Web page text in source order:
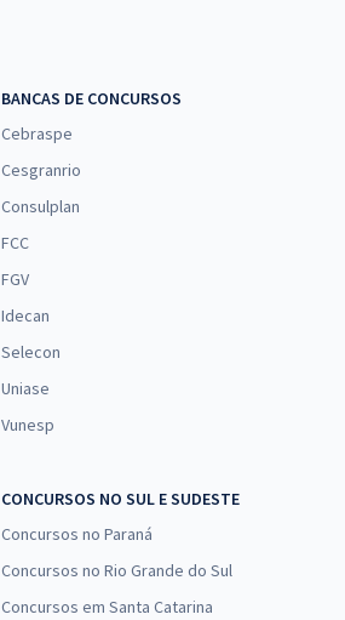
BANCAS DE CONCURSOS
Cebraspe
Cesgranrio
Consulplan
FCC
FGV
Idecan
Selecon
Uniase
Vunesp
CONCURSOS NO SUL E SUDESTE
Concursos no Paraná
Concursos no Rio Grande do Sul
Concursos em Santa Catarina